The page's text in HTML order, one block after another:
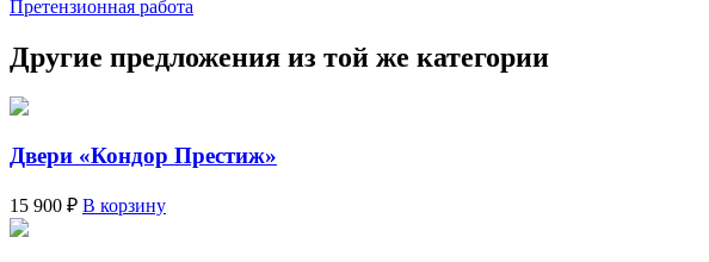
Претензионная работа
Другие предложения из той же категории
Двери «Кондор Престиж»
15 900 ₽ В корзину